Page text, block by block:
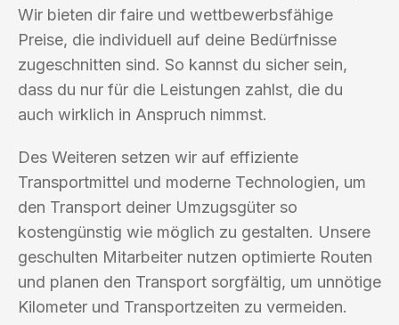
Wir bieten dir faire und wettbewerbsfähige
Preise, die individuell auf deine Bedürfnisse
zugeschnitten sind. So kannst du sicher sein,
dass du nur für die Leistungen zahlst, die du
auch wirklich in Anspruch nimmst.
Des Weiteren setzen wir auf effiziente
Transportmittel und moderne Technologien, um
den Transport deiner Umzugsgüter so
kostengünstig wie möglich zu gestalten. Unsere
geschulten Mitarbeiter nutzen optimierte Routen
und planen den Transport sorgfältig, um unnötige
Kilometer und Transportzeiten zu vermeiden.